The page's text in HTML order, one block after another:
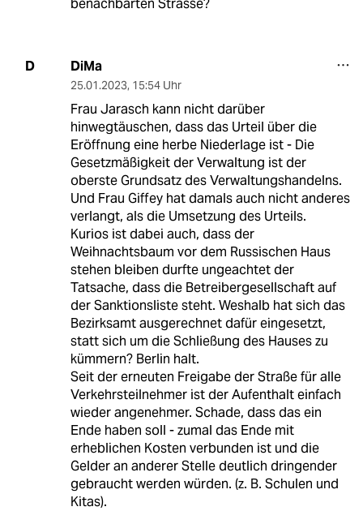
benachbarten Strasse?
D DiMa
25.01.2023, 15:54 Uhr
Frau Jarasch kann nicht darüber
hinwegtäuschen, dass das Urteil über die
Eröffnung eine herbe Niederlage ist - Die
Gesetzmäßigkeit der Verwaltung ist der
oberste Grundsatz des Verwaltungshandelns.
Und Frau Giffey hat damals auch nicht anderes
verlangt, als die Umsetzung des Urteils.
Kurios ist dabei auch, dass der
Weihnachtsbaum vor dem Russischen Haus
stehen bleiben durfte ungeachtet der
Tatsache, dass die Betreibergesellschaft auf
der Sanktionsliste steht. Weshalb hat sich das
Bezirksamt ausgerechnet dafür eingesetzt,
statt sich um die Schließung des Hauses zu
kümmern? Berlin halt.
Seit der erneuten Freigabe der Straße für alle
Verkehrsteilnehmer ist der Aufenthalt einfach
wieder angenehmer. Schade, dass das ein
Ende haben soll - zumal das Ende mit
erheblichen Kosten verbunden ist und die
Gelder an anderer Stelle deutlich dringender
gebraucht werden würden. (z. B. Schulen und
Kitas).